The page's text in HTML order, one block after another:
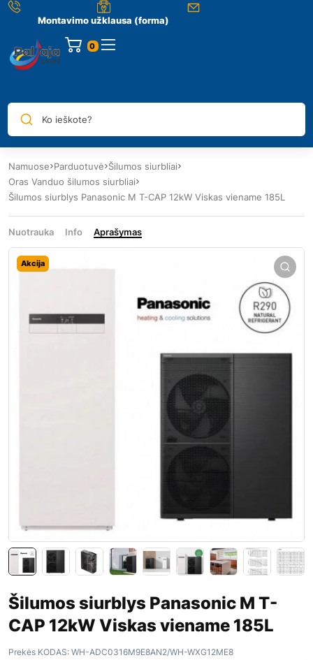
Montavimo užklausa (forma)
0
Ko ieškote?
Namuose Parduotuvė Šilumos siurbliai
Oras Vanduo šilumos siurbliai
Šilumos siurblys Panasonic M T-CAP 12kW Viskas viename 185L
Nuotrauka Info Aprašymas
Akcija
Šilumos siurblys Panasonic M T-
CAP 12kW Viskas viename 185L
Prekės KODAS: WH-ADC0316M9E8AN2/WH-WXG12ME8